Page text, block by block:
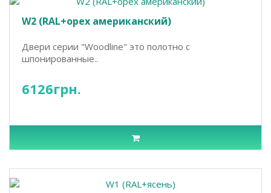
W2 (RAL+орех американский)
Двери серии "Woodline" это полотно с
шпонированные..
6126грн.